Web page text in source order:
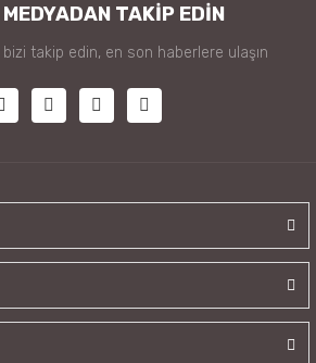
TAKİP EDİN
takip edin, en son haberlere ulaşın